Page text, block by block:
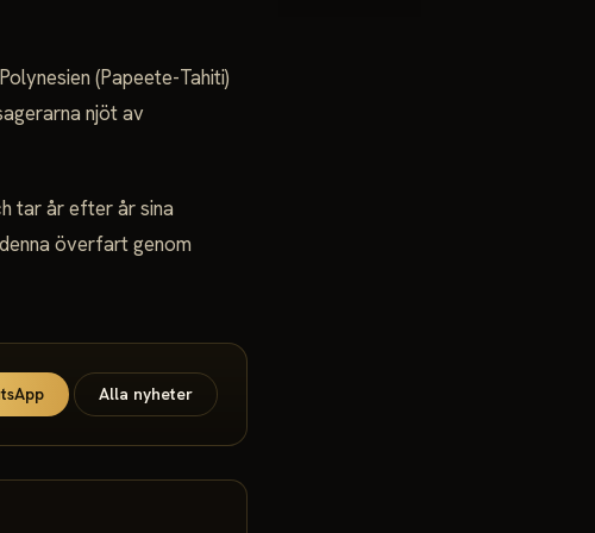
(Papeete-Tahiti)
njöt av
tar år efter år sina
överfart genom
Alla nyheter